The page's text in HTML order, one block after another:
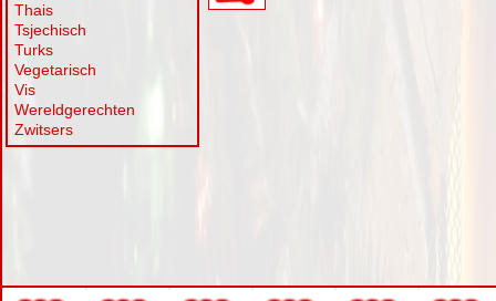
Thais
Tsjechisch
Turks
Vegetarisch
Vis
Wereldgerechten
Zwitsers